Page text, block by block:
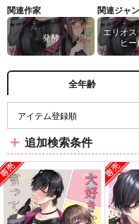
関連作家
発酵
関連ジャ
エリオ
ヒ
全年齢
追加検索条件